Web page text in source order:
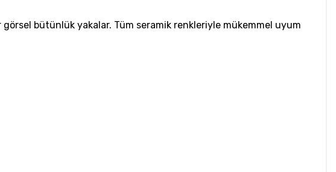
bütünlük yakalar. Tüm seramik renkleriyle mükemmel uyum